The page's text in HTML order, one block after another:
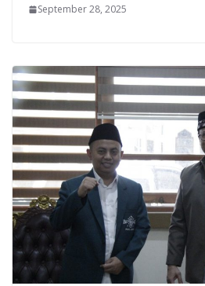
September 28, 2025